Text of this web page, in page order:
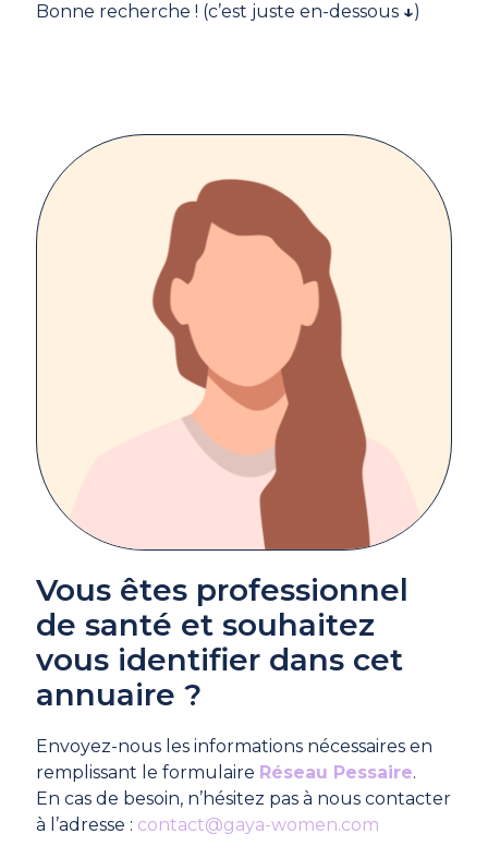
Bonne recherche ! (c’est juste en-dessous ↓)
Vous êtes professionnel
de santé et souhaitez
vous identifier dans cet
annuaire ?
Envoyez-nous les informations nécessaires en
remplissant le formulaire Réseau Pessaire.
En cas de besoin, n’hésitez pas à nous contacter
à l’adresse : contact@gaya-women.com